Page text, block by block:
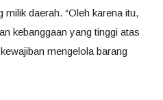
daerah. “Oleh karena itu,
kebanggaan yang tinggi atas
mengelola barang